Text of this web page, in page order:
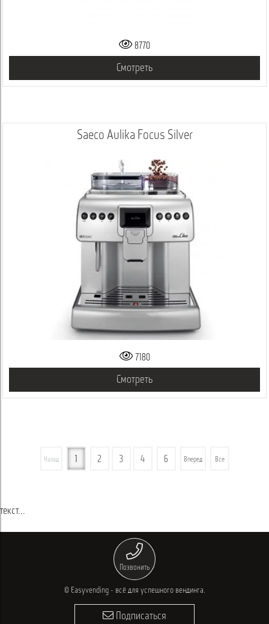
8770
Смотреть
Saeco Aulika Focus Silver
7180
Смотреть
Назад 2 3 4 6 Вперед Все
текст...
Позвонить
© Easyvending - всё для успешного вендинга.
Подписаться